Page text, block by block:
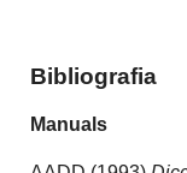
Bibliografia
Manuals